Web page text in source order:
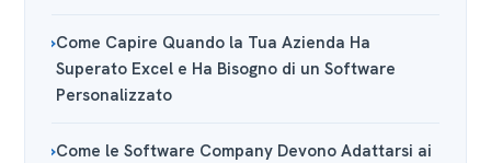
Come Capire Quando la Tua Azienda Ha
Superato Excel e Ha Bisogno di un Software
Personalizzato
Come le Software Company Devono Adattarsi ai